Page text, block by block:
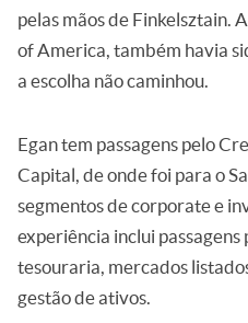
pelas mãos de Finkelsztain.
of America, também havia
a escolha não caminhou.
Egan tem passagens pelo
Capital, de onde foi para o
segmentos de corporate e
experiência inclui
tesouraria, mercados
gestão de ativos.